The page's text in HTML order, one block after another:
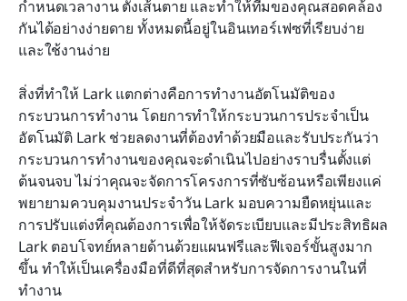
กำหนดเวลางาน ตั้งเส้นตาย และทำให้ทีมของคุณสอดคล้อง
กันได้อย่างง่ายดาย ทั้งหมดนี้อยู่ในอินเทอร์เฟซที่เรียบง่าย
และใช้งานง่าย
สิ่งที่ทำให้ Lark แตกต่างคือการทำงานอัตโนมัติของ
กระบวนการทำงาน โดยการทำให้กระบวนการประจำเป็น
อัตโนมัติ Lark ช่วยลดงานที่ต้องทำด้วยมือและรับประกันว่า
กระบวนการทำงานของคุณจะดำเนินไปอย่างราบรื่นตั้งแต่
ต้นจนจบ ไม่ว่าคุณจะจัดการโครงการที่ซับซ้อนหรือเพียงแค่
พยายามควบคุมงานประจำวัน Lark มอบความยืดหยุ่นและ
การปรับแต่งที่คุณต้องการเพื่อให้จัดระเบียบและมีประสิทธิผล
Lark ตอบโจทย์หลายด้านด้วยแผนฟรีและฟีเจอร์ขั้นสูงมาก
ขึ้น ทำให้เป็นเครื่องมือที่ดีที่สุดสำหรับการจัดการงานในที่
ทำงาน